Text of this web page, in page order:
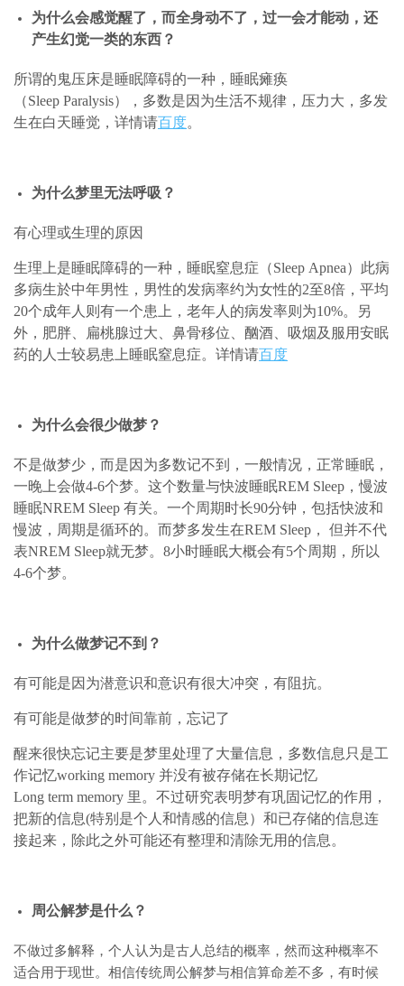
为什么会感觉醒了，而全身动不了，过一会才能动，还
产生幻觉一类的东西？
所谓的鬼压床是睡眠障碍的一种，睡眠瘫痪
（Sleep Paralysis），多数是因为生活不规律，压力大，多发
生在白天睡觉，详情请百度。
为什么梦里无法呼吸？
有心理或生理的原因
生理上是睡眠障碍的一种，睡眠窒息症（Sleep Apnea）此病
多病生於中年男性，男性的发病率约为女性的2至8倍，平均
20个成年人则有一个患上，老年人的病发率则为10%。另
外，肥胖、扁桃腺过大、鼻骨移位、酗酒、吸烟及服用安眠
药的人士较易患上睡眠窒息症。详情请百度
为什么会很少做梦？
不是做梦少，而是因为多数记不到，一般情况，正常睡眠，
一晚上会做4-6个梦。这个数量与快波睡眠REM Sleep，慢波
睡眠NREM Sleep 有关。一个周期时长90分钟，包括快波和
慢波，周期是循环的。而梦多发生在REM Sleep， 但并不代
表NREM Sleep就无梦。8小时睡眠大概会有5个周期，所以
4-6个梦。
为什么做梦记不到？
有可能是因为潜意识和意识有很大冲突，有阻抗。
有可能是做梦的时间靠前，忘记了
醒来很快忘记主要是梦里处理了大量信息，多数信息只是工
作记忆working memory 并没有被存储在长期记忆
Long term memory 里。不过研究表明梦有巩固记忆的作用，
把新的信息(特别是个人和情感的信息）和已存储的信息连
接起来，除此之外可能还有整理和清除无用的信息。
周公解梦是什么？
不做过多解释，个人认为是古人总结的概率，然而这种概率不
适合用于现世。相信传统周公解梦与相信算命差不多，有时候